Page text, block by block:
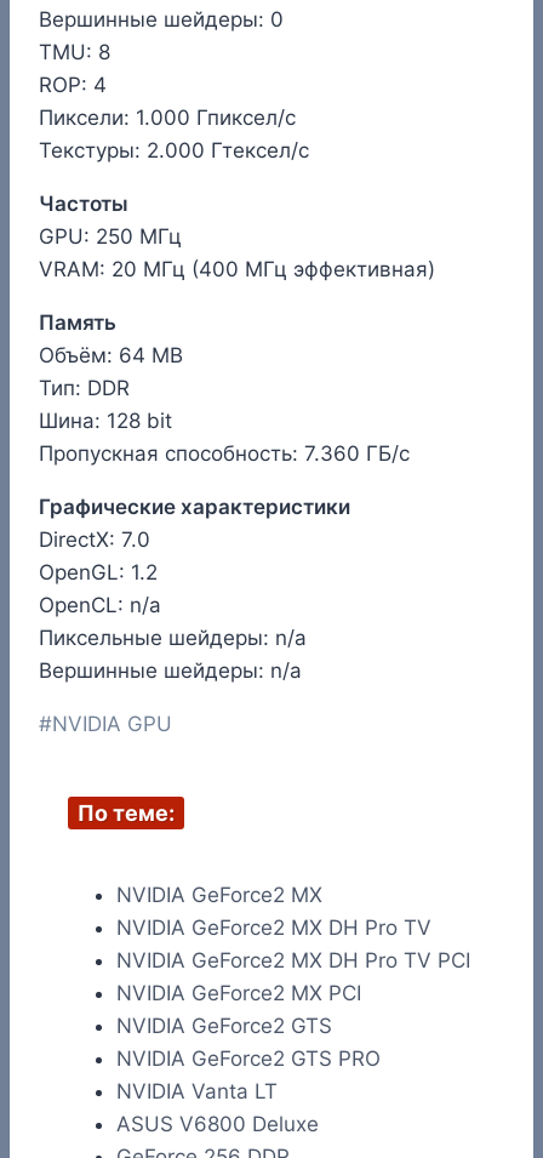
Вершинные шейдеры: 0
TMU: 8
ROP: 4
Пиксели: 1.000 Гпиксел/с
Текстуры: 2.000 Гтексел/с
Частоты
GPU: 250 МГц
VRAM: 20 МГц (400 МГц эффективная)
Память
Объём: 64 MB
Тип: DDR
Шина: 128 bit
Пропускная способность: 7.360 ГБ/с
Графические характеристики
DirectX: 7.0
OpenGL: 1.2
OpenCL: n/a
Пиксельные шейдеры: n/a
Вершинные шейдеры: n/a
Метки
#NVIDIA GPU
По теме:
NVIDIA GeForce2 MX
NVIDIA GeForce2 MX DH Pro TV
NVIDIA GeForce2 MX DH Pro TV PCI
NVIDIA GeForce2 MX PCI
NVIDIA GeForce2 GTS
NVIDIA GeForce2 GTS PRO
NVIDIA Vanta LT
ASUS V6800 Deluxe